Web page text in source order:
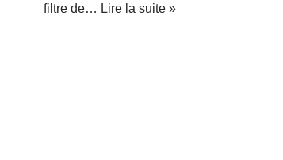
filtre de… Lire la suite »